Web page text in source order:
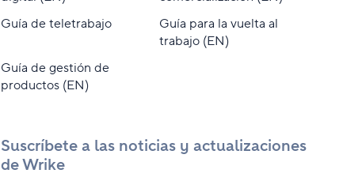
Guía de teletrabajo
Guía para la vuelta al
trabajo (EN)
Guía de gestión de
productos (EN)
Suscríbete a las noticias y actualizaciones
de Wrike